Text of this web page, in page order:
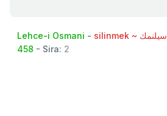
Lehce-i Osmani - silinmek ~ سيلنمك
458 - Sira: 2